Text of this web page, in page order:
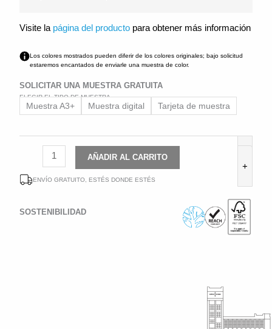
SOSTENIBILIDAD
Visite la página del producto para obtener más información
Los colores mostrados pueden diferir de los colores originales; bajo solicitud
estaremos encantados de enviarle una muestra de color.
SOLICITAR UNA MUESTRA GRATUITA
ELEGIR EL TIPO DE MUESTRA
Muestra A3+ Muestra digital Tarjeta de muestra
Brillianta
Calandré
+
AÑADIR AL CARRITO
ENVÍO GRATUITO, ESTÉS DONDE ESTÉS